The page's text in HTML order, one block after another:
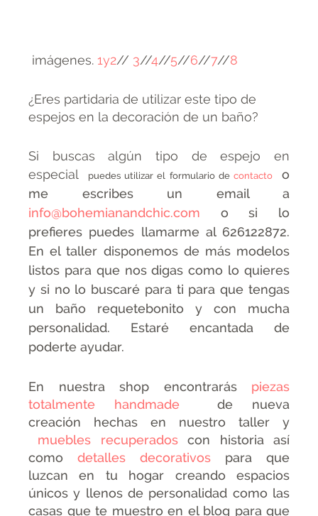
imágenes. 1y2// 3//4//5//6//7//8
¿Eres partidaria de utilizar este tipo de
espejos en la decoración de un baño?
Si buscas algún tipo de espejo en
especial
puedes utilizar el formulario de contacto
o
me escribes un email a
info@bohemianandchic.com o si lo
prefieres puedes llamarme al 626122872.
En el taller disponemos de más modelos
listos para que nos digas como lo quieres
y si no lo buscaré para ti para que tengas
un baño requetebonito y con mucha
personalidad. Estaré encantada de
poderte ayudar.
En nuestra shop encontraráspiezas
totalmente handmade
de nueva
creación hechas en nuestro taller y
muebles recuperadoscon historia así
como detalles decorativos para que
luzcan en tu hogar creando espacios
únicos y llenos de personalidad como las
casas que te muestro en el blog para que